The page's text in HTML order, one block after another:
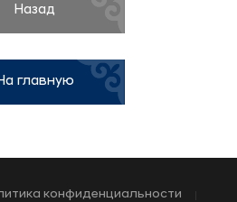
Назад
главную
конфиденциальности